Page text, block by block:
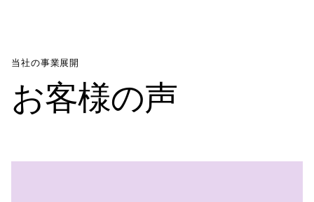
当社の事業展開
お客様の声